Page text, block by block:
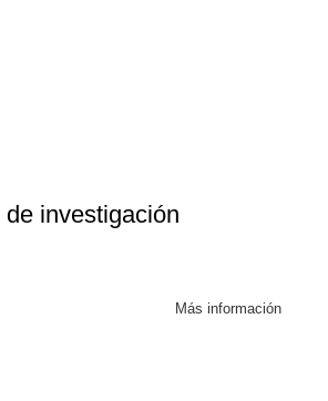
investigación
Más información